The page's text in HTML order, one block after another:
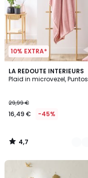
10% EXTRA*
LA REDOUTE INTERIEURS
Plaid in microvezel, Puntos
29,99 €
16,49 € -45%
4,7
/ 5
2
Kleuren
4,7
/